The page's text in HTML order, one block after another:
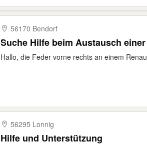
56170 Bendorf
Suche Hilfe beim Austausch
Hallo, die Feder vorne rechts an einem
56295 Lonnig
Hilfe und Unterstützung